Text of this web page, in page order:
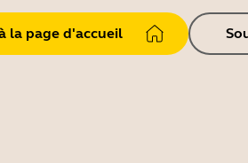
la page d'accueil